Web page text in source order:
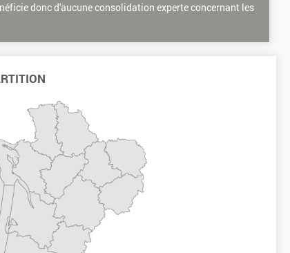
donc d'aucune consolidation experte concernant les